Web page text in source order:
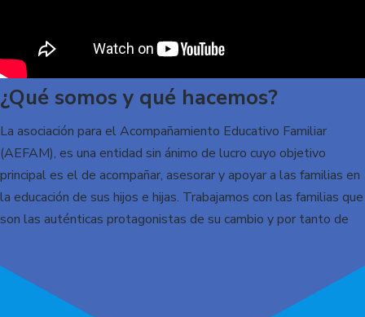
¿Qué somos y qué hacemos?
La asociación para el Acompañamiento Educativo Familiar
(AEFAM), es una entidad sin ánimo de lucro cuyo objetivo
principal es el de acompañar, asesorar y apoyar a las familias en
la educación de sus hijos e hijas. Trabajamos con las familias que
son las auténticas protagonistas de su cambio y por tanto de